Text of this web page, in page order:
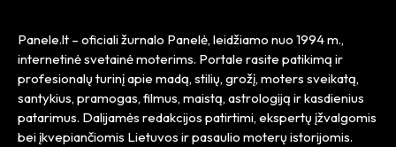
Panele.lt – oficiali žurnalo Panelė, leidžiamo nuo 1994 m.,
internetinė svetainė moterims. Portale rasite patikimą ir
profesionalų turinį apie madą, stilių, grožį, moters sveikatą,
santykius, pramogas, filmus, maistą, astrologiją ir kasdienius
patarimus. Dalijamės redakcijos patirtimi, ekspertų įžvalgomis
bei įkvepiančiomis Lietuvos ir pasaulio moterų istorijomis.